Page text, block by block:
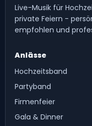
Live-Musik für
private Feiern -
empfohlen und
Anlässe
Hochzeitsband
Partyband
Firmenfeier
Gala & Dinner